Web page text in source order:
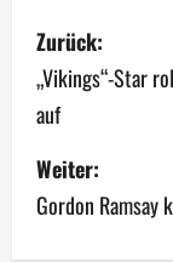
B
e
i
t
r
Zurück:
„Vikings“-Star
auf
Weiter:
Gordon Ramsay